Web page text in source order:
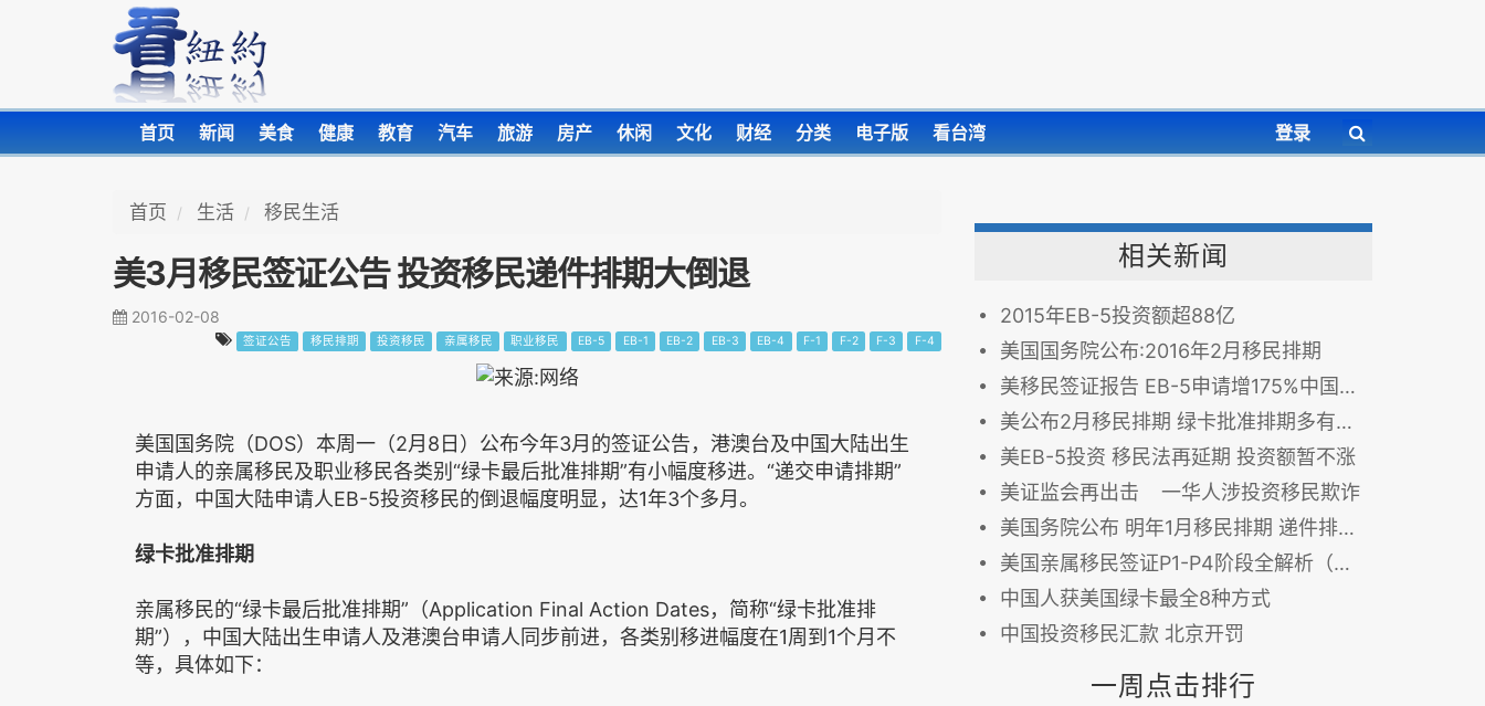
首页 新闻 美食 健康 教育 汽车 旅游 房产 休闲 文化 财经 分类 电子版 看台湾 登录
首页 生活 移民生活
美3月移民签证公告 投资移民递件排期大倒退
2016-02-08
签证公告 移民排期 投资移民 亲属移民 职业移民 EB-5 EB-1 EB-2 EB-3 EB-4 F-1 F-2 F-3 F-4
美国国务院（DOS）本周一（2月8日）公布今年3月的签证公告，港澳台及中国大陆出生
申请人的亲属移民及职业移民各类别“绿卡最后批准排期”有小幅度移进。“递交申请排期”
方面，中国大陆申请人EB-5投资移民的倒退幅度明显，达1年3个多月。
绿卡批准排期
亲属移民的“绿卡最后批准排期”（Application Final Action Dates，简称“绿卡批准排
期”），中国大陆出生申请人及港澳台申请人同步前进，各类别移进幅度在1周到1个月不
等，具体如下：
相关新闻
2015年EB-5投资额超88亿
美国国务院公布:2016年2月移民排期
美移民签证报告 EB-5申请增175%中国人最多
美公布2月移民排期 绿卡批准排期多有推进
美EB-5投资 移民法再延期 投资额暂不涨
美证监会再出击 一华人涉投资移民欺诈
美国务院公布 明年1月移民排期 递件排期首见推进
美国亲属移民签证P1-P4阶段全解析（全网最全解析）
中国人获美国绿卡最全8种方式
中国投资移民汇款 北京开罚
一周点击排行